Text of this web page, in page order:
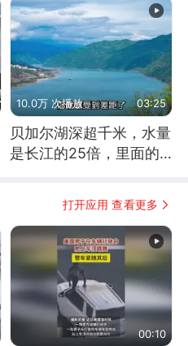
10.0万 次播放 03:25
贝加尔湖深超千米，水量
是长江的25倍，里面的
打开应用 查看更多
00:10